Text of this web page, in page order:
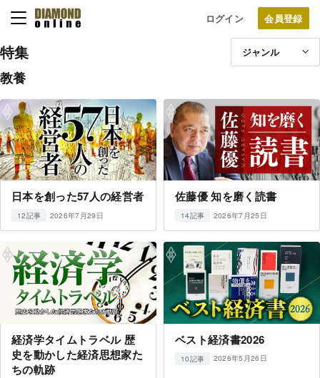
ログイン
特集 ジャンル
教養
日本を創った57人の経営者
12記事 2026年7月29日
佐藤優 知を磨く読書
14記事 2026年7月25日
経済学タイムトラベル 歴
史を動かした経済思想家た
ちの軌跡
ベスト経済書2026
10記事 2026年5月26日